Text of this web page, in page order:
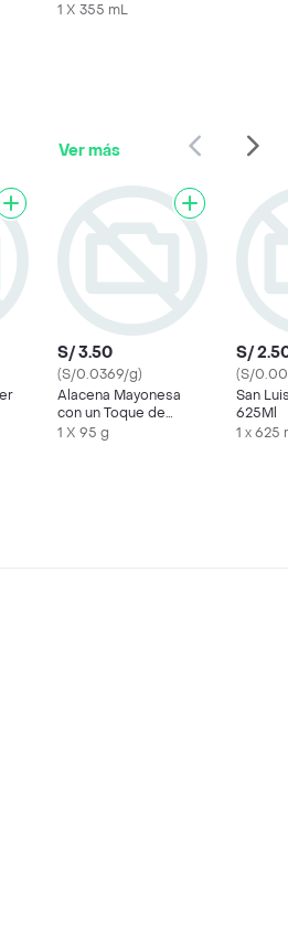
1 X 355 mL
Ver más
S/ 3.50
(S/0.0369/g)
Alacena Mayonesa
con un Toque de
Limón
1 X 95 g
S/
(S/
San
625Ml
1 x 625